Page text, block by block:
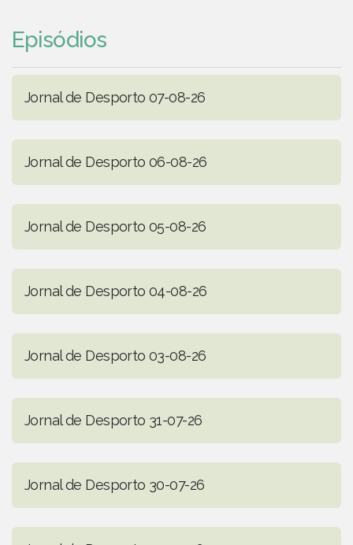
Episódios
Jornal de Desporto 07-08-26
Jornal de Desporto 06-08-26
Jornal de Desporto 05-08-26
Jornal de Desporto 04-08-26
Jornal de Desporto 03-08-26
Jornal de Desporto 31-07-26
Jornal de Desporto 30-07-26